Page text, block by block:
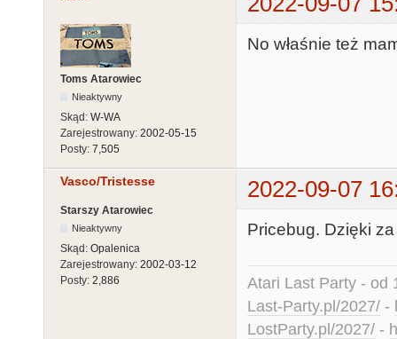
Toms Atarowiec
Nieaktywny
Skąd: W-WA
Zarejestrowany: 2002-05-15
Posty: 7,505
No właśnie też
Vasco/Tristesse 2022-09-07
Starszy Atarowiec
Nieaktywny
Skąd: Opalenica
Zarejestrowany: 2002-03-12
Posty: 2,886
Pricebug. Dzięki
Atari Last Party - od
Last-Party.pl/2027/ -
LostParty.pl/2027/ -